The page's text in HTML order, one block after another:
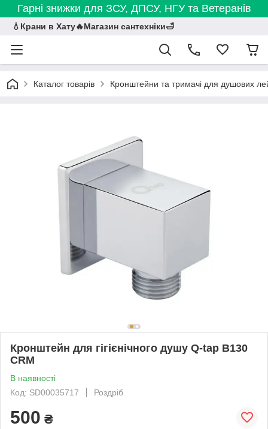
Гарні знижки для ЗСУ, ДПСУ, НГУ та Ветеранів
💧Крани в Хату🔥Магазин сантехніки🛁
Каталог товарів Кронштейни та тримачі для душових
Кронштейн для гігієнічного душу Q-tap B130
CRM
В наявності
Код: SD00035717
Роздріб
500 ₴